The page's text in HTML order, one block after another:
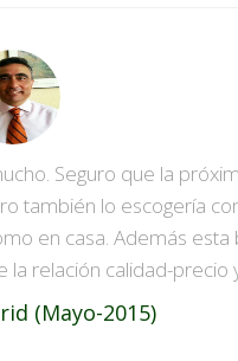
Seguro que la
también lo escogería
en casa. Además
relación calidad-precio
(Mayo-2015)